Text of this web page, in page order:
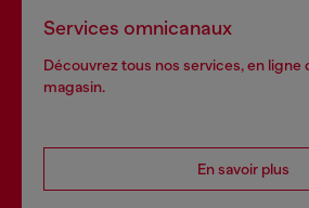
Services omnicanaux
Découvrez tous nos services, en ligne
magasin.
En savoir plus